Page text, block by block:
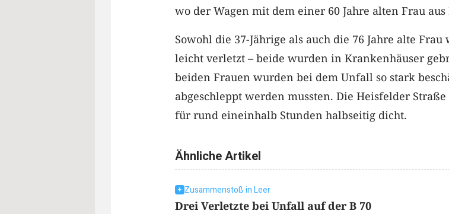
wo der Wagen mit dem einer 60 Jahre alten Frau
Sowohl die 37-Jährige als auch die 76 Jahre alte
leicht verletzt – beide wurden in Krankenhäuser
beiden Frauen wurden bei dem Unfall so stark
abgeschleppt werden mussten. Die Heisfelder
für rund eineinhalb Stunden halbseitig dicht.
Ähnliche Artikel
Zusammenstoß in Leer
Drei Verletzte bei Unfall auf der B 70